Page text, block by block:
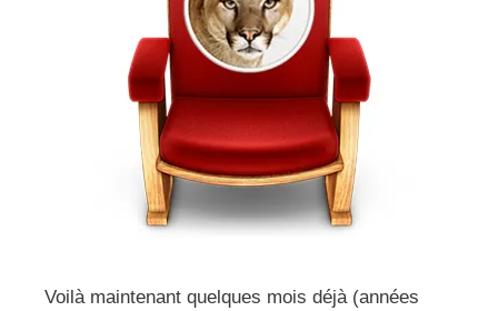
Voilà maintenant quelques mois déjà (années